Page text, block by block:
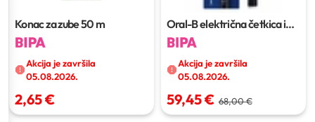
Konac za zube50 m
Akcija je završila
05.08.2026.
2,65 €
Oral-B električna četkica iO
series 2
Akcija je završila
05.08.2026.
59,45 € 68,00 €